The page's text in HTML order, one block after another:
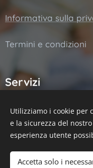
Informativa sulla
Termini e condizioni
Servizi
Consulenza
Valutazione
Potenziamento
Utilizziamo i cookie per
e la sicurezza del
esperienza utente
Accetta solo i